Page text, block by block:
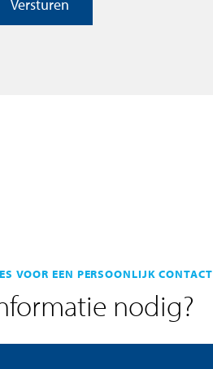
Versturen
VOOR EEN PERSOONLIJK CONTACT
nodig?